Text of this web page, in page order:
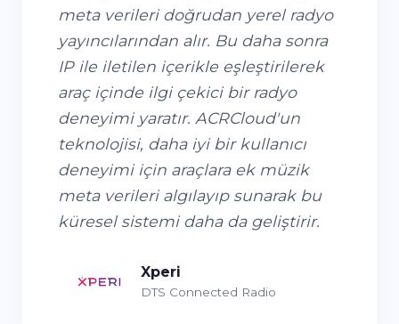
meta verileri doğrudan yerel radyo
yayıncılarından alır. Bu daha sonra
IP ile iletilen içerikle eşleştirilerek
araç içinde ilgi çekici bir radyo
deneyimi yaratır. ACRCloud'un
teknolojisi, daha iyi bir kullanıcı
deneyimi için araçlara ek müzik
meta verileri algılayıp sunarak bu
küresel sistemi daha da geliştirir.
Xperi
DTS Connected Radio